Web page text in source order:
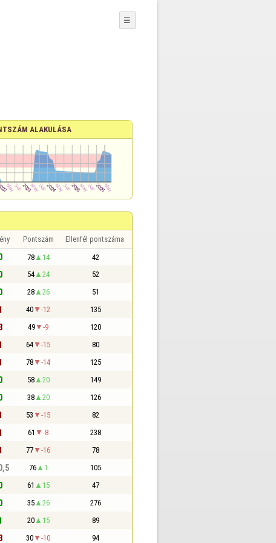
☰
ALAKULÁSA
Pontszám Ellenfél pontszáma
78 14 42
54 24 52
28 26 51
40 -12 135
49 -9 120
64 -15 80
78 -14 125
58 20 149
38 20 126
53 -15 82
61 -8 238
77 -16 78
76 1 105
61 15 47
35 26 276
20 15 89
30 -10 94